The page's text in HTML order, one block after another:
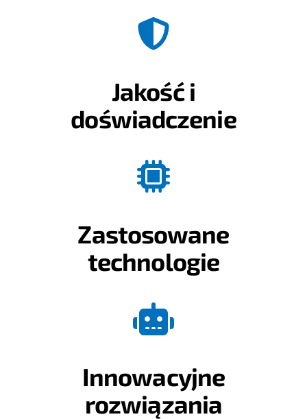
Jakość i
doświadczenie
Zastosowane
technologie
Innowacyjne
rozwiązania